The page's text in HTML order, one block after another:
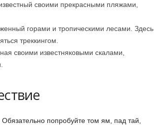
своими прекрасными пляжами,
горами и тропическими лесами. Здесь
треккингом.
своими известняковыми скалами,
попробуйте том ям, пад тай,